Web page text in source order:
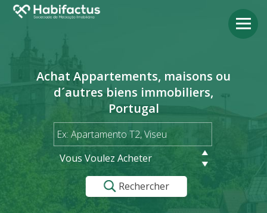
Achat Appartements, maisons ou
d´autres biens immobiliers,
Portugal
Vous Voulez Acheter
Rechercher